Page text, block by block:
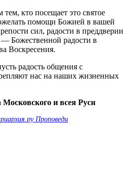
кто посещает это святое
помощи Божией в вашей
сил, радости в преддверии
Божественной радости в
Воскресения.
радость общения с
нас на наших жизненных
и всея Руси
Проповеди